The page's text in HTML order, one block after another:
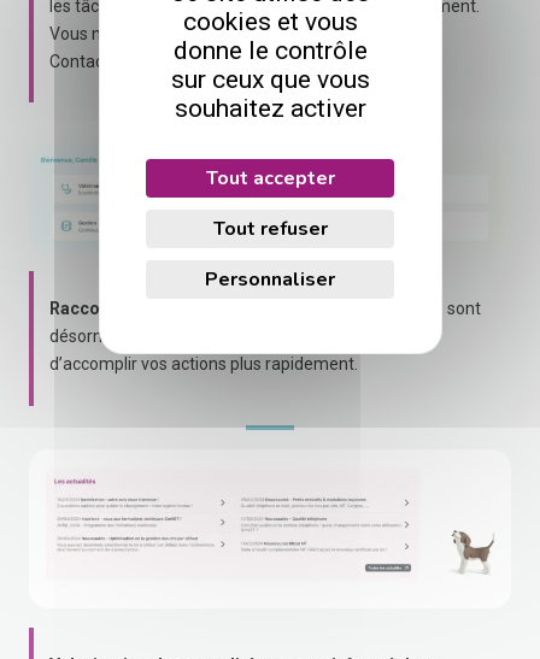
cookies et vous
donne le contrôle
sur ceux que vous
souhaitez activer
Tout accepter
Tout refuser
Personnaliser
les tâches pour vous aider à les traiter plus efficacement.
Vous ne connaissez pas encore la fonctionnalité ?
Contactez – nous !
Raccourci fonction
: les onglets les plus importants sont
désormais accessibles en un clic
d’accomplir vos actions plus rapidement.